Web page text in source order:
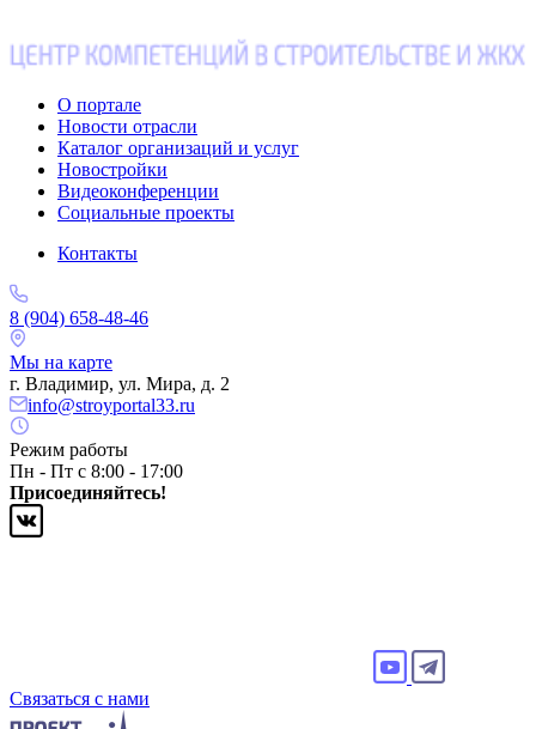
О портале
Новости отрасли
Каталог организаций и услуг
Новостройки
Видеоконференции
Социальные проекты
Контакты
8 (904) 658-48-46
Мы на карте
г. Владимир, ул. Мира, д. 2
info@stroyportal33.ru
Режим работы
Пн - Пт с 8:00 - 17:00
Присоединяйтесь!
Связаться с нами